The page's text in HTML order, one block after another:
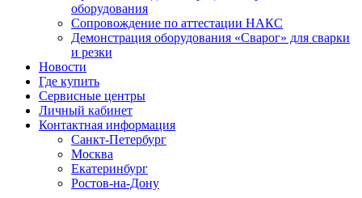
оборудования
Сопровождение по аттестации НАКС
Демонстрация оборудования «Сварог» для сварки
и резки
Новости
Где купить
Сервисные центры
Личный кабинет
Контактная информация
Санкт-Петербург
Москва
Екатеринбург
Ростов-на-Дону